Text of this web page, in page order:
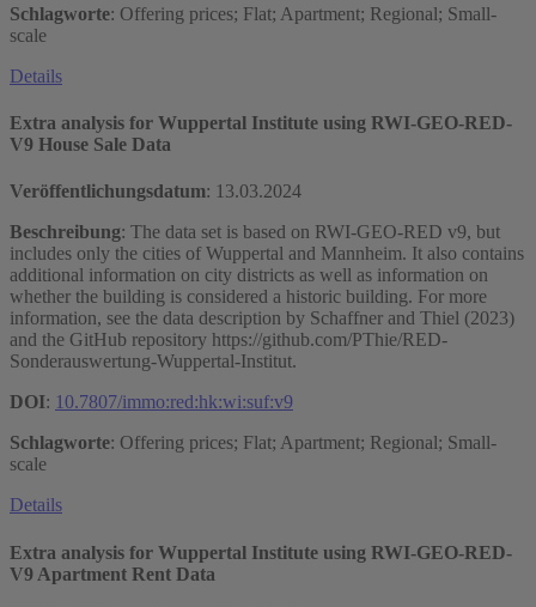
Schlagworte: Offering prices; Flat; Apartment; Regional; Small-
scale
Details
Extra analysis for Wuppertal Institute using RWI-GEO-RED-
V9 House Sale Data
Veröffentlichungsdatum: 13.03.2024
Beschreibung: The data set is based on RWI-GEO-RED v9, but
includes only the cities of Wuppertal and Mannheim. It also contains
additional information on city districts as well as information on
whether the building is considered a historic building. For more
information, see the data description by Schaffner and Thiel (2023)
and the GitHub repository https://github.com/PThie/RED-
Sonderauswertung-Wuppertal-Institut.
DOI: 10.7807/immo:red:hk:wi:suf:v9
Schlagworte: Offering prices; Flat; Apartment; Regional; Small-
scale
Details
Extra analysis for Wuppertal Institute using RWI-GEO-RED-
V9 Apartment Rent Data